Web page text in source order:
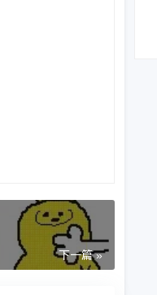
下一篇 »